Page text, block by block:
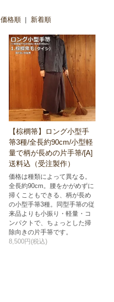
価格順| 新着順
【棕櫚箒】ロング小型手
箒3種/全長約90cm/小型軽
量で柄が長めの片手箒/[A]
送料込（受注製作）
価格は種類によって異なる。
全長約90cm。腰をかがめずに
掃くこともできる、柄が長め
の小型手箒3種。同型手箒の従
来品よりも小振り・軽量・コ
ンパクトで、ちょっとした掃
除向きの片手箒です。
8,500円(税込)